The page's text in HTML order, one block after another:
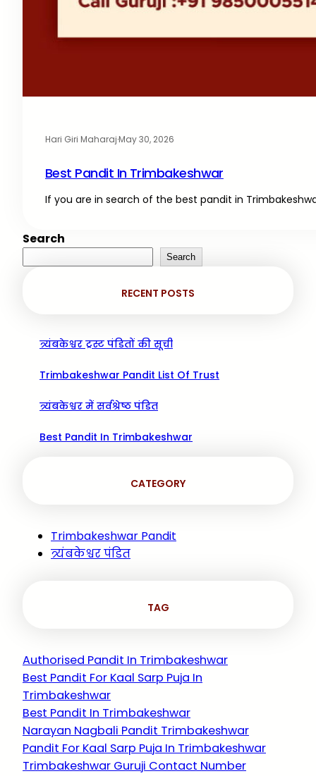
Hari Giri Maharaj·May 30, 2026
Best Pandit In Trimbakeshwar
If you are in search of the best pandit in
Search
Search
RECENT POSTS
त्र्यंबकेश्वर ट्रस्ट पंडितों की सूची
Trimbakeshwar Pandit List Of Trust
त्र्यंबकेश्वर में सर्वश्रेष्ठ पंडित
Best Pandit In Trimbakeshwar
CATEGORY
Trimbakeshwar Pandit
त्र्यंबकेश्वर पंडित
TAG
Authorised Pandit In Trimbakeshwar
Best Pandit For Kaal Sarp Puja In
Trimbakeshwar
Best Pandit In Trimbakeshwar
Narayan Nagbali Pandit Trimbakeshwar
Pandit For Kaal Sarp Puja In Trimbakeshwar
Trimbakeshwar Guruji Contact Number